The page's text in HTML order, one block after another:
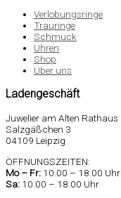
Verlobungsringe
Trauringe
Schmuck
Uhren
Shop
Über uns
Ladengeschäft
Juwelier am Alten Rathaus
Salzgäßchen 3
04109 Leipzig
ÖFFNUNGSZEITEN:
Mo – Fr: 10.00 – 18.00 Uhr
Sa: 10.00 – 18.00 Uhr